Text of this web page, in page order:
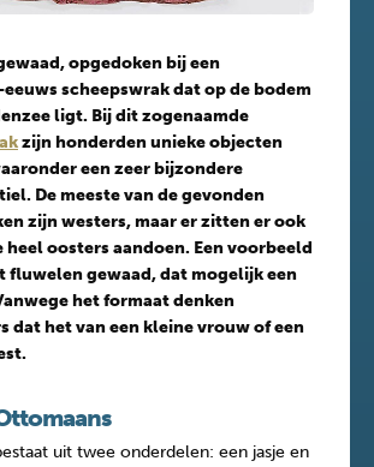
opgedoken bij een
scheepswrak dat op de bodem
ligt. Bij dit zogenaamde
zijn honderden unieke objecten
een zeer bijzondere
De meeste van de gevonden
zijn westers, maar er zitten er ook
heel oosters aandoen. Een voorbeeld
fluwelen gewaad, dat mogelijk een
het formaat denken
dat het van een kleine vrouw of een
uit twee onderdelen: een jasje en